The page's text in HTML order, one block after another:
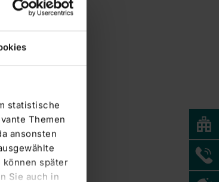
statistische
Themen
ansonsten
können später
Sie auch in